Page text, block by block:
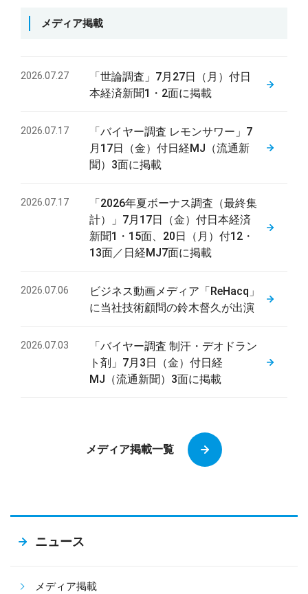
メディア掲載
2026.07.27
「世論調査」7月27日（月）付日
本経済新聞1・2面に掲載
2026.07.17
「バイヤー調査 レモンサワー」7
月17日（金）付日経MJ（流通新
聞）3面に掲載
2026.07.17
「2026年夏ボーナス調査（最終集
計）」7月17日（金）付日本経済
新聞1・15面、20日（月）付12・
13面／日経MJ7面に掲載
2026.07.06
ビジネス動画メディア「ReHacq」
に当社技術顧問の鈴木督久が出演
2026.07.03
「バイヤー調査 制汗・デオドラン
ト剤」7月3日（金）付日経
MJ（流通新聞）3面に掲載
メディア掲載一覧
ニュース
メディア掲載